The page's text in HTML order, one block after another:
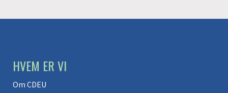
HVEM ER VI
Om CDEU